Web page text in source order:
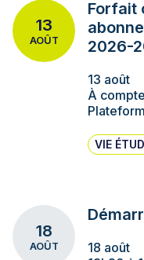
13
AOÛT
Forfait
2026-
13 août
À
VIE
18
AOÛT
18 août